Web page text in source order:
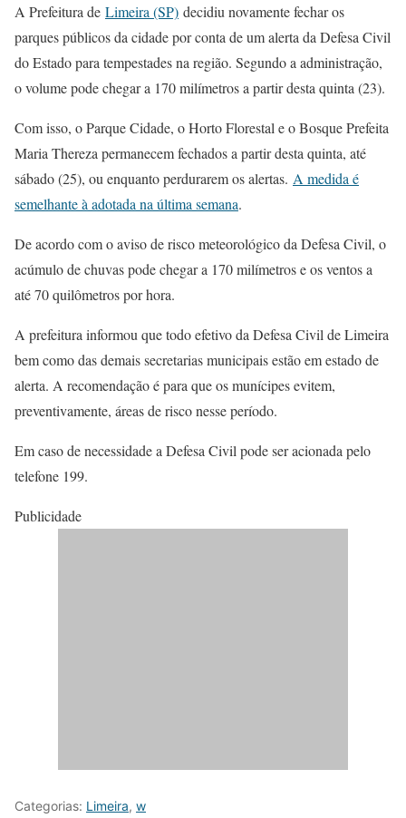
A Prefeitura de Limeira (SP) decidiu novamente fechar os
parques públicos da cidade por conta de um alerta da Defesa Civil
do Estado para tempestades na região. Segundo a administração,
o volume pode chegar a 170 milímetros a partir desta quinta (23).
Com isso, o Parque Cidade, o Horto Florestal e o Bosque Prefeita
Maria Thereza permanecem fechados a partir desta quinta, até
sábado (25), ou enquanto perdurarem os alertas. A medida é
semelhante à adotada na última semana.
De acordo com o aviso de risco meteorológico da Defesa Civil, o
acúmulo de chuvas pode chegar a 170 milímetros e os ventos a
até 70 quilômetros por hora.
A prefeitura informou que todo efetivo da Defesa Civil de Limeira
bem como das demais secretarias municipais estão em estado de
alerta. A recomendação é para que os munícipes evitem,
preventivamente, áreas de risco nesse período.
Em caso de necessidade a Defesa Civil pode ser acionada pelo
telefone 199.
Publicidade
Categorias: Limeira, w